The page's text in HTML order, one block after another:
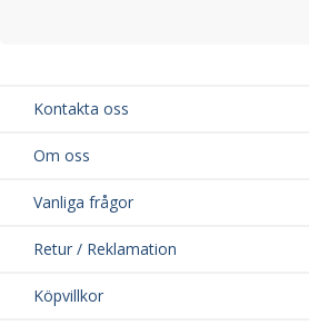
Kontakta oss
Om oss
Vanliga frågor
Retur / Reklamation
Köpvillkor